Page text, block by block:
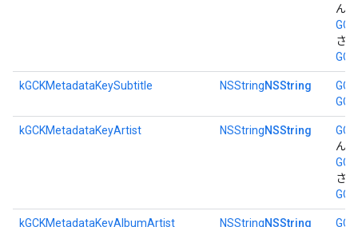
ん、
さ
kGCKMetadataKeySubtitle NSStringNSString
kGCKMetadataKeyArtist NSStringNSString
ん、
さ
kGCKMetadataKeyAlbumArtist NSStringNSString